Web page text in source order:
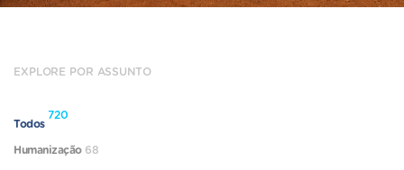
EXPLORE POR ASSUNTO
Todos
720
Humanização 68